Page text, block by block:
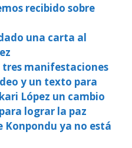
recibido sobre
una carta al
tres manifestaciones
y un texto para
López un cambio
lograr la paz
Konpondu ya no está